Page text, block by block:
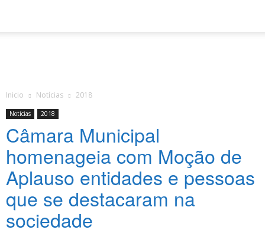
Inicio Notícias 2018
Notícias 2018
Câmara Municipal
homenageia com Moção de
Aplauso entidades e pessoas
que se destacaram na
sociedade